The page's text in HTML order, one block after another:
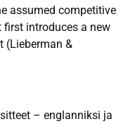
assumed competitive
introduces a new
(Lieberman &
– englanniksi ja